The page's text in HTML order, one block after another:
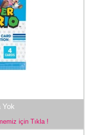
Yok
için Tıkla !